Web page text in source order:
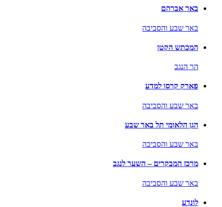
באר אברהם
באר שבע והסביבה
המכתש הקטן
הר הנגב
פארק קרסו למדע
באר שבע והסביבה
הגן הלאומי תל באר שבע
באר שבע והסביבה
מרכז המבקרים – השער לנגב
באר שבע והסביבה
לונדע